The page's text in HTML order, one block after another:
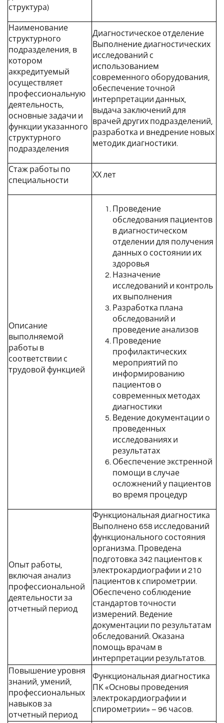
структура)
Наименование
структурного
подразделения, в
котором
аккредитуемый
осуществляет
профессиональную
деятельность,
основные задачи и
функции указанного
структурного
подразделения
Диагностическое отделение
Выполнение диагностических
исследований с
использованием
современного оборудования,
обеспечение точной
интерпретации данных,
выдача заключений для
врачей других подразделений,
разработка и внедрение новых
методик диагностики.
Стаж работы по
специальности
ХХ лет
Описание
выполняемой
работы в
соответствии с
трудовой функцией
Проведение
обследования пациентов
в диагностическом
отделении для получения
данных о состоянии их
здоровья
Назначение
исследований и контроль
их выполнения
Разработка плана
обследований и
проведение анализов
Проведение
профилактических
мероприятий по
информированию
пациентов о
современных методах
диагностики
Ведение документации о
проведенных
исследованиях и
результатах
Обеспечение экстренной
помощи в случае
осложнений у пациентов
во время процедур
Опыт работы,
включая анализ
профессиональной
деятельности за
отчетный период
Функциональная диагностика
Выполнено 658 исследований
функционального состояния
организма. Проведена
подготовка 342 пациентов к
электрокардиографии и 210
пациентов к спирометрии.
Обеспечено соблюдение
стандартов точности
измерений. Ведение
документации по результатам
обследований. Оказана
помощь врачам в
интерпретации результатов.
Повышение уровня
знаний, умений,
профессиональных
навыков за
отчетный период
Функциональная диагностика
ПК «Основы проведения
электрокардиографии и
спирометрии» – 96 часов.